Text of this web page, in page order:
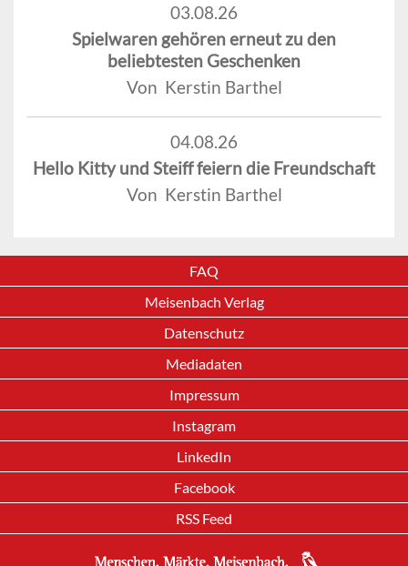
03.08.26
Spielwaren gehören erneut zu den
beliebtesten Geschenken
Von Kerstin Barthel
04.08.26
Hello Kitty und Steiff feiern die Freundschaft
Von Kerstin Barthel
FAQ
Meisenbach Verlag
Datenschutz
Mediadaten
Impressum
Instagram
LinkedIn
Facebook
RSS Feed